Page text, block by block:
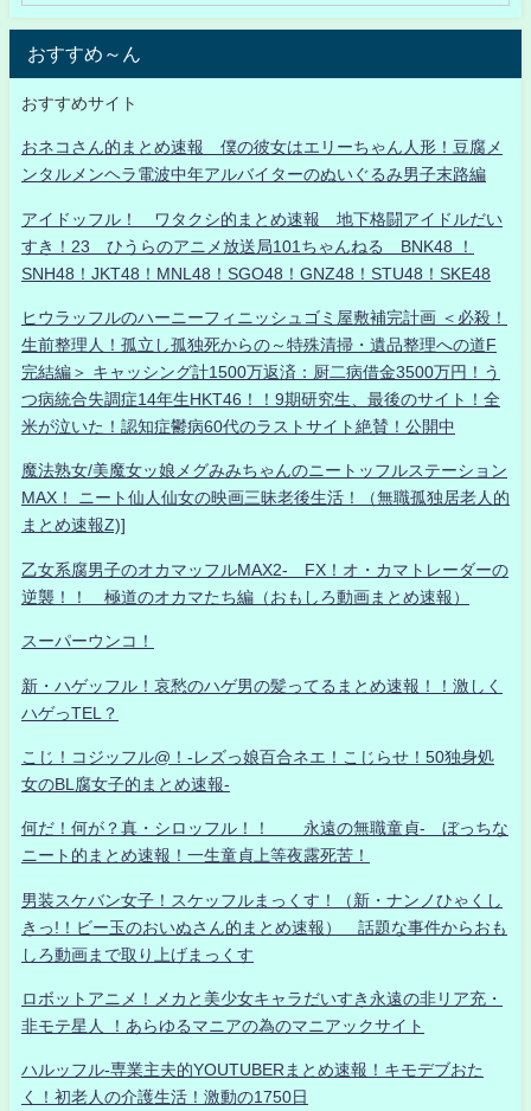
おすすめ～ん
おすすめサイト
おネコさん的まとめ速報 僕の彼女はエリーちゃん人形！豆腐メ
ンタルメンヘラ電波中年アルバイターのぬいぐるみ男子末路編
アイドッフル！ ワタクシ的まとめ速報 地下格闘アイドルだい
すき！23 ひうらのアニメ放送局101ちゃんねる BNK48 ！
SNH48！JKT48！MNL48！SGO48！GNZ48！STU48！SKE48
ヒウラッフルのハーニーフィニッシュゴミ屋敷補完計画 ＜必殺！
生前整理人！孤立し孤独死からの～特殊清掃・遺品整理への道F
完結編＞ キャッシング計1500万返済：厨二病借金3500万円！う
つ病統合失調症14年生HKT46！！9期研究生、最後のサイト！全
米が泣いた！認知症鬱病60代のラストサイト絶賛！公開中
魔法熟女/美魔女ッ娘メグみみちゃんのニートッフルステーション
MAX！ ニート仙人仙女の映画三昧老後生活！（無職孤独居老人的
まとめ速報Z)]
乙女系腐男子のオカマッフルMAX2- FX！オ・カマトレーダーの
逆襲！！ 極道のオカマたち編（おもしろ動画まとめ速報）
スーパーウンコ！
新・ハゲッフル！哀愁のハゲ男の髪ってるまとめ速報！！激しく
ハゲっTEL？
こじ！コジッフル@！-レズっ娘百合ネエ！こじらせ！50独身処
女のBL腐女子的まとめ速報-
何だ！何が？真・シロッフル！！ 永遠の無職童貞- ぼっちな
ニート的まとめ速報！一生童貞上等夜露死苦！
男装スケバン女子！スケッフルまっくす！（新・ナンノひゃくし
きっ!！ビー玉のおいぬさん的まとめ速報） 話題な事件からおも
しろ動画まで取り上げまっくす
ロボットアニメ！メカと美少女キャラだいすき永遠の非リア充・
非モテ星人 ！あらゆるマニアの為のマニアックサイト
ハルッフル-専業主夫的YOUTUBERまとめ速報！キモデブおた
く！初老人の介護生活！激動の1750日